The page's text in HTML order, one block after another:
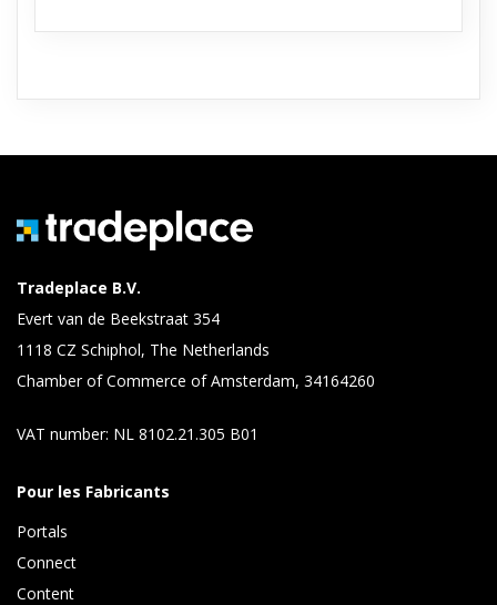
Tradeplace B.V.
Evert van de Beekstraat 354
1118 CZ Schiphol, The Netherlands
Chamber of Commerce of Amsterdam, 34164260
VAT number: NL 8102.21.305 B01
Pour les Fabricants
Portals
Connect
Content